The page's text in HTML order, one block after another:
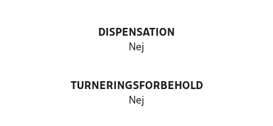
DISPENSATION
Nej
TURNERINGSFORBEHOLD
Nej